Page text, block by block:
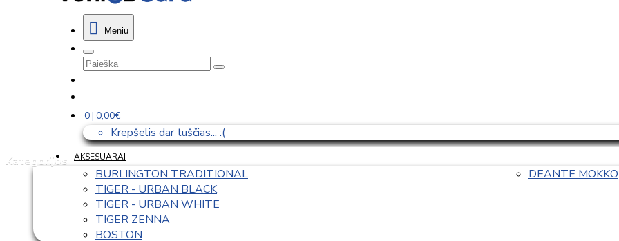
Meniu
0 | 0,00€
Krepšelis dar tuščias... :(
Kategorijos
AKSESUARAI
BURLINGTON TRADITIONAL
TIGER - URBAN BLACK
TIGER - URBAN WHITE
TIGER ZENNA
BOSTON
DEANTE MOKKO